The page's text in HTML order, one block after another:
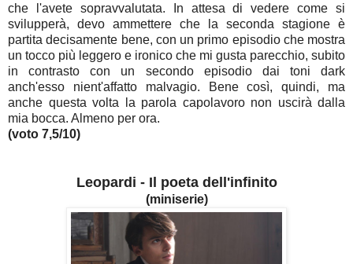
che l'avete sopravvalutata. In attesa di vedere come si
svilupperà, devo ammettere che la seconda stagione è
partita decisamente bene, con un primo episodio che mostra
un tocco più leggero e ironico che mi gusta parecchio, subito
in contrasto con un secondo episodio dai toni dark
anch'esso nient'affatto malvagio.
Bene così, quindi, ma
anche questa volta la parola capolavoro non uscirà dalla
mia bocca. Almeno per ora.
(voto 7,5/10)
Leopardi - Il poeta dell'infinito
(miniserie)